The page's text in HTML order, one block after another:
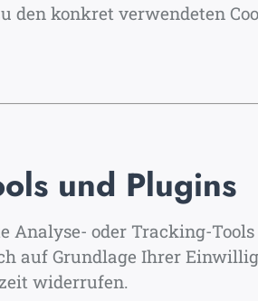
den konkret verwendeten
und Plugins
Analyse- oder Tracking-
auf Grundlage Ihrer
widerrufen.